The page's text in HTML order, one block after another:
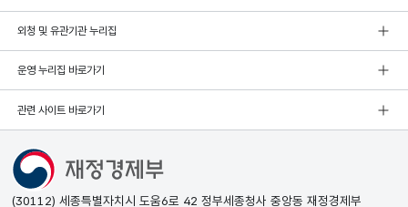
외청 및 유관기관 누리집
운영 누리집 바로가기
관련 사이트 바로가기
(30112) 세종특별자치시 도움6로 42 정부세종청사 중앙동 재정경제부